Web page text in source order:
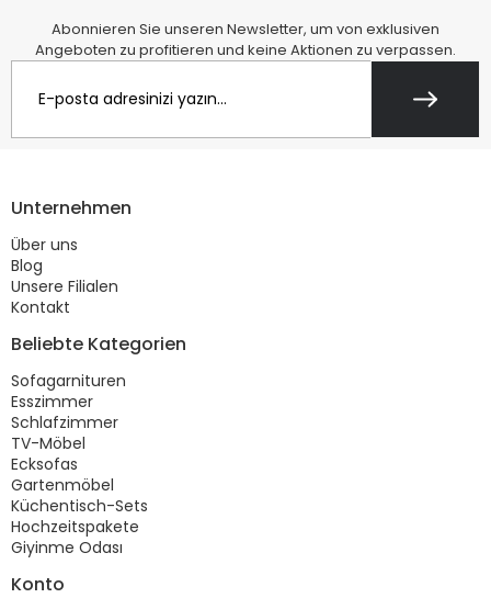
Abonnieren Sie unseren Newsletter, um von exklusiven
Angeboten zu profitieren und keine Aktionen zu verpassen.
Unternehmen
Über uns
Blog
Unsere Filialen
Kontakt
Beliebte Kategorien
Sofagarnituren
Esszimmer
Schlafzimmer
TV-Möbel
Ecksofas
Gartenmöbel
Küchentisch-Sets
Hochzeitspakete
Giyinme Odası
Konto